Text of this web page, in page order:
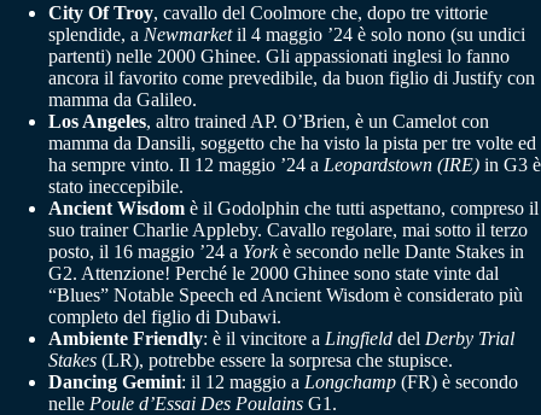
City Of Troy, cavallo del Coolmore che, dopo tre vittorie
splendide, a Newmarketil 4 maggio ’24 è solo nono (su undici
partenti) nelle 2000 Ghinee. Gli appassionati inglesi lo fanno
ancora il favorito come prevedibile, da buon figlio di Justify con
mamma da Galileo.
Los Angeles, altro trained AP. O’Brien, è un Camelot con
mamma da Dansili, soggetto che ha visto la pista per tre volte ed
ha sempre vinto. Il 12 maggio ’24 a Leopardstown (IRE) in G3 è
stato ineccepibile.
Ancient Wisdom è il Godolphin che tutti aspettano, compreso il
suo trainer Charlie Appleby. Cavallo regolare, mai sotto il terzo
posto, il 16 maggio ’24 a Yorkè secondo nelle Dante Stakes in
G2. Attenzione! Perché le 2000 Ghinee sono state vinte dal
“Blues” Notable Speech ed Ancient Wisdom è considerato più
completo del figlio di Dubawi.
Ambiente Friendly: è il vincitore a Lingfield del Derby Trial
Stakes (LR), potrebbe essere la sorpresa che stupisce.
Dancing Gemini: il 12 maggio a Longchamp (FR) è secondo
nelle Poule d’Essai Des Poulains G1.